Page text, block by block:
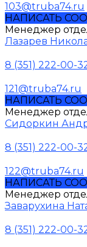
103@truba74.ru
НАПИСАТЬ
Менеджер
Лазарев
8 (351) 222-00-
121@truba74.ru
НАПИСАТЬ
Менеджер
Сидоркин
8 (351) 222-00-
122@truba74.ru
НАПИСАТЬ
Менеджер
Заварухина
8 (351) 222-00-